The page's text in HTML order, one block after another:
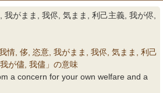
がまま, 我侭, 気まま, 利己主義, 我が侭,
情, 侈, 恣意, 我がまま, 我侭, 気まま, 利己
が儘, 我儘」の意味
a concern for your own welfare and a